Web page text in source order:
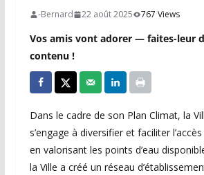
-Bernard 22 août 2025 767 Views
Vos amis vont adorer — faites-leur
contenu !
Dans le cadre de son Plan Climat, la
s’engage à diversifier et faciliter
en valorisant les points d’eau
la Ville a créé un réseau